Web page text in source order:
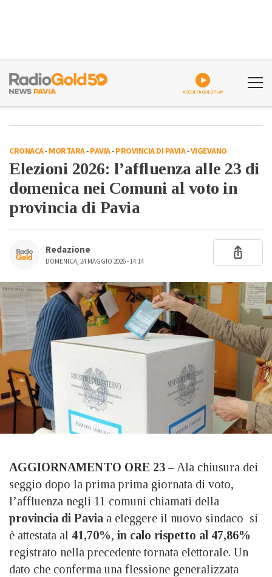
ASCOLTA GOLDPLAY
CRONACA-MORTARA-PAVIA-PROVINCIA DI PAVIA-VIGEVANO
Elezioni 2026: l’affluenza alle 23 di
domenica nei Comuni al voto in
provincia di Pavia
Redazione
DOMENICA, 24 MAGGIO 2026 - 14:14
AGGIORNAMENTO ORE 23 – Ala chiusura dei
seggio dopo la prima prima giornata di voto,
l’affluenza negli 11 comuni chiamati della
provincia di Pavia a eleggere il nuovo sindaco si
è attestata al 41,70%, in calo rispetto al 47,86%
registrato nella precedente tornata elettorale. Un
dato che conferma una flessione generalizzata